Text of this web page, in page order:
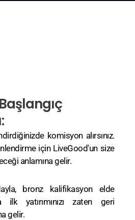
komisyon alırsınız.
için LiveGood'un size
anlamına gelir.
bronz kalifikasyon elde
ilk yatırımınızı zaten geri
gelir.